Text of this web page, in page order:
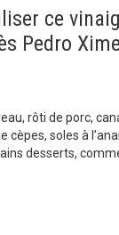
ce
Pedro
rôti de porc,
cèpes, soles à
desserts,